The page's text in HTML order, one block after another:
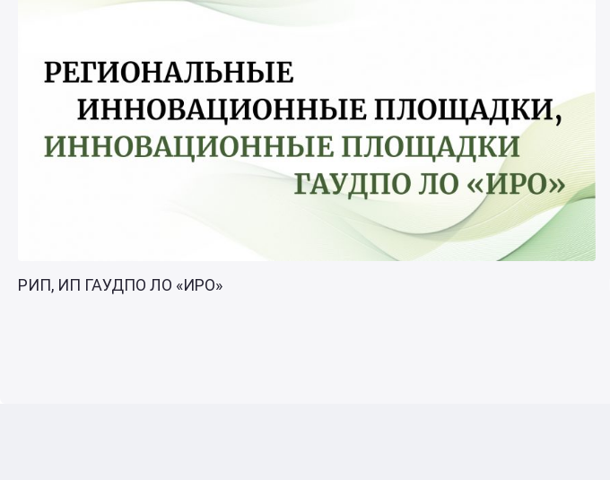
РИП, ИП ГАУДПО ЛО «ИРО»